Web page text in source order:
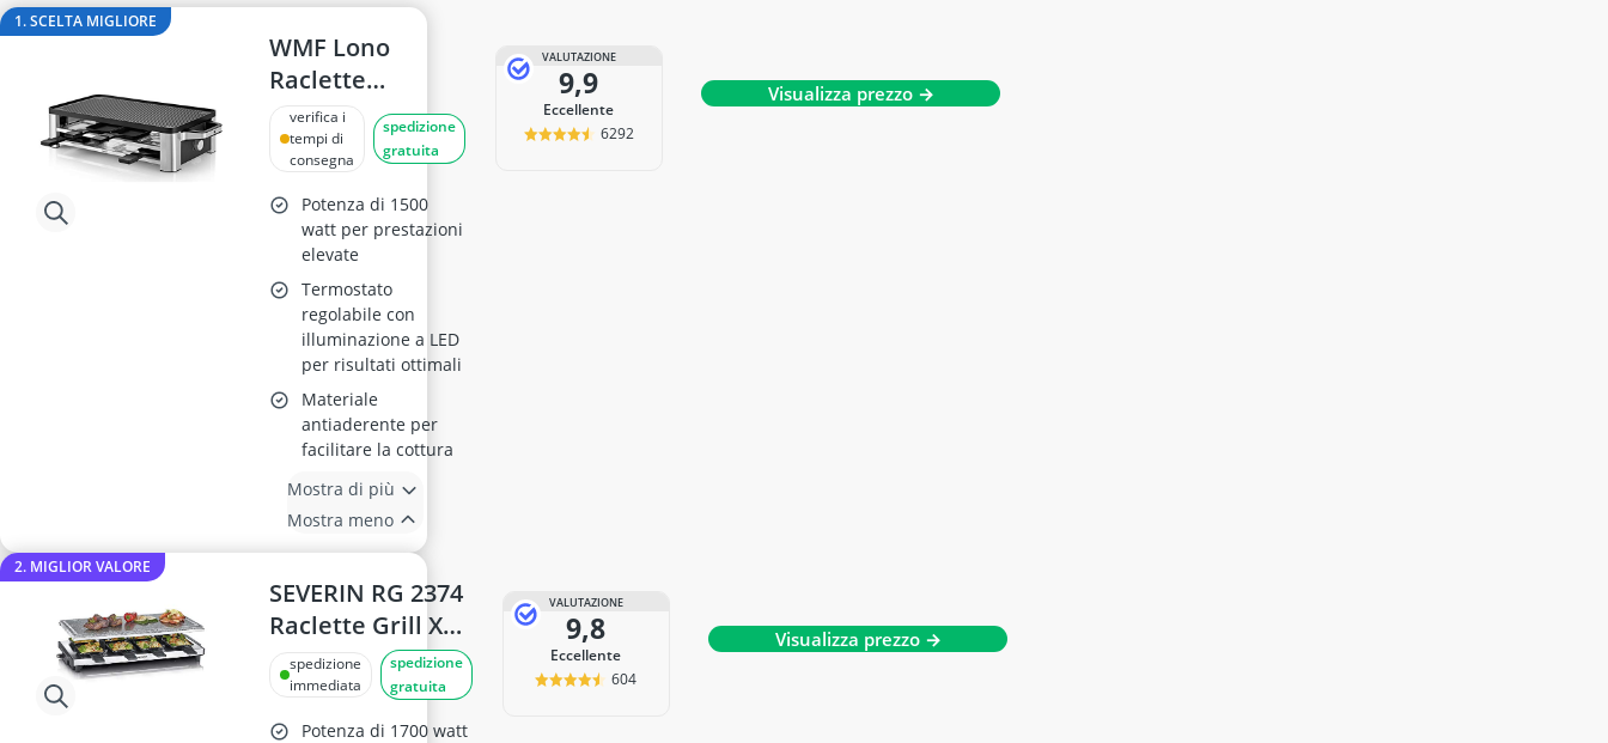
adesivo per vetri
aeratore per vino
aerografo
Affettatrice
1. SCELTA MIGLIORE
WMF Lono
Raclette
Elettrica 1500W
verifica i
tempi di
consegna
spedizione
gratuita
Potenza di 1500
watt per prestazioni
elevate
Termostato
regolabile con
illuminazione a LED
per risultati ottimali
Materiale
antiaderente per
facilitare la cottura
Mostra di più
Mostra meno
VALUTAZIONE
9,9
Eccellente
6292
Visualizza prezzo →
2. MIGLIOR VALORE
SEVERIN RG 2374
Raclette Grill XXL
8 persone
spedizione
immediata
spedizione
gratuita
Potenza di 1700 watt
VALUTAZIONE
9,8
Eccellente
604
Visualizza prezzo →